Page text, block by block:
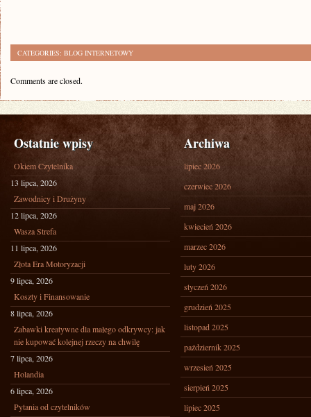
CATEGORIES: BLOG INTERNETOWY
Comments are closed.
Ostatnie wpisy
Okiem Czytelnika
13 lipca, 2026
Zawodnicy i Drużyny
12 lipca, 2026
Wasza Strefa
11 lipca, 2026
Złota Era Motoryzacji
9 lipca, 2026
Koszty i Finansowanie
8 lipca, 2026
Zabawki kreatywne dla małego odkrywcy: jak
nie kupować kolejnej rzeczy na chwilę
7 lipca, 2026
Holandia
6 lipca, 2026
Pytania od czytelników
Archiwa
lipiec 2026
czerwiec 2026
maj 2026
kwiecień 2026
marzec 2026
luty 2026
styczeń 2026
grudzień 2025
listopad 2025
październik 2025
wrzesień 2025
sierpień 2025
lipiec 2025